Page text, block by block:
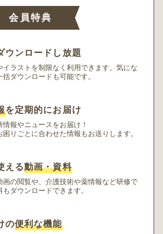
会員特典
ウンロードし放題
イラストを制限なく利用できます。 気にな
括ダウンロードも可能です。
を定期的にお届け
情報やニュースをお届け！
困りごとに合わせた情報もお送りします。
える動画・資料
画の閲覧や、介護技術や薬情報など研修で
ダウンロードできます。
の便利な機能